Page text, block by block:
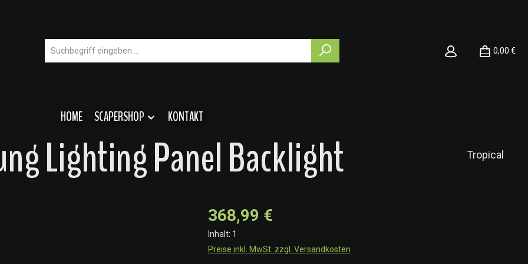
0,00 €
HOME SCAPERSHOP KONTAKT
Lighting Panel Backlight Tropical
368,99 €
Inhalt: 1
Preise inkl. MwSt. zzgl. Versandkosten